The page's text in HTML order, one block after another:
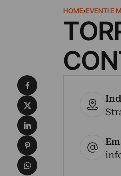
HOME›EVENTI E
Condividi su Facebook
Condividi su X
Condividi su LinkedIn
Condividi su Pinterest
Condividi su